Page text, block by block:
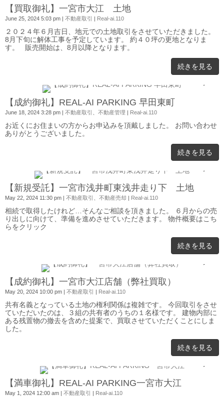
【買取御礼】一宮市大江 土地
June 25, 2024 5:03 pm 不動産取引 Real-ai.110
２０２４年６月吉日、地元での土地取引をさせていただきました。
8月下旬に解体工事を予定しています。 約４０坪の更地となりま
す。 販売開始は、8月以降となります。
続きを見る
【成約御礼】REAL-AI PARKING 早田東町
June 18, 2024 3:28 pm | 不動産取引 不動産管理 | Real-ai.110
お近くにお住まいの方からお申込みを頂戴しました。 お問い合わせ
ありがとうございました。
続きを見る
【新規受託】一宮市浅井町東浅井走り下 土地
May 22, 2024 11:30 pm 不動産取引 、 不動産売却 Real-ai.110
相続で取得したけれど…そんなご相談を頂きました。 ６月からの売
り出しに向けて、準備を進めさせていただきます。 物件概要はこち
らをクリック
続きを見る
【成約御礼】一宮市大江店舗（弊社買取）
May 20, 2024 10:00 pm | 不動産取引 | Real-ai.110
共有名義となっている土地の権利関係は複雑です。 今回取引をさせ
ていただいたのは、３組の共有者のうちの１名様です。 建物内部に
ある残置物の撤去を含めた提案で、買取させていただくことにしま
した。
続きを見る
【満車御礼】REAL-AI PARKING一宮市大江
May 1, 2024 12:00 am 不動産取引 Real-ai.110